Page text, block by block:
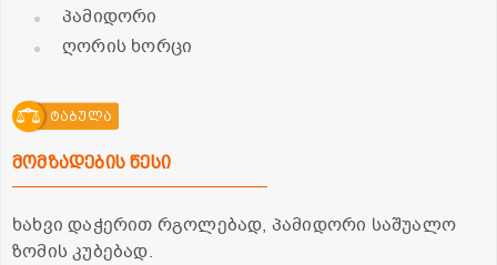
პამიდორი
ღორის ხორცი
ტაბულა
მომზადების წესი
ხახვი დაჭერით რგოლებად, პამიდორი საშუალო
ზომის კუბებად.